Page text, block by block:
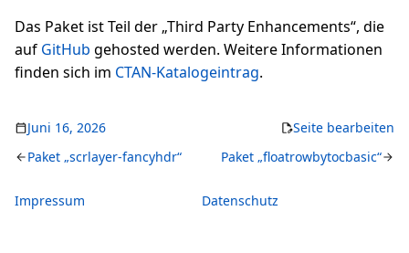
Das Paket ist Teil der „Third Party Enhancements“, die
auf GitHub gehosted werden. Weitere Informationen
finden sich im CTAN-Katalogeintrag.
Juni 16, 2026
Seite bearbeiten
Paket „scrlayer-fancyhdr“
Paket „floatrowbytocbasic“
Impressum Datenschutz